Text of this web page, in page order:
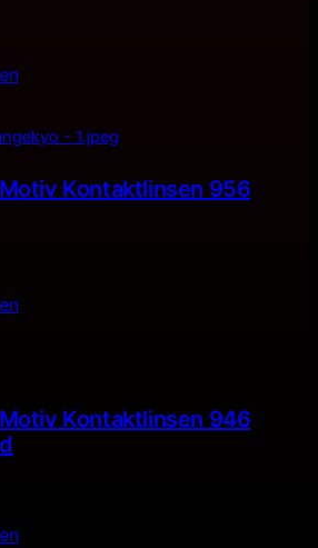
Kontaktlinsen 956
Kontaktlinsen 946